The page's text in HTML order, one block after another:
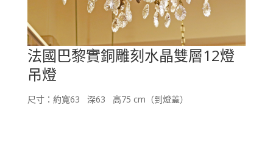
法國巴黎實銅雕刻水晶雙層12燈
吊燈
尺寸：約寬63 深63 高75 cm（到燈蓋）